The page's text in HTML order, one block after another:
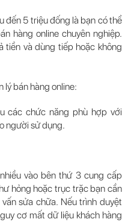
đến 5 triệu đống là bạn có thể
hàng online chuyên nghiệp.
tiền và dùng tiếp hoặc không
lý bán hàng online:
các chức năng phù hợp với
người sử dụng.
vào bên thứ 3 cung cấp
hỏng hoặc trục trặc bạn cần
sửa chữa. Nếu trình duyệt
cơ mất dữ liệu khách hàng